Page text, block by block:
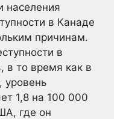
населения
в Канаде
причинам.
в
в то время как в
1,8 на 100 000
где он